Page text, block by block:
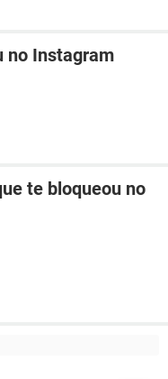
no Instagram
te bloqueou no